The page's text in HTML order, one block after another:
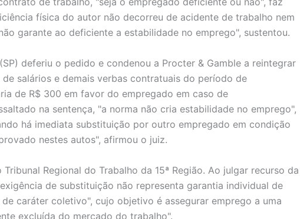
física do autor não decorreu de acidente de trabalho nem
garante ao deficiente a estabilidade no emprego", sustentou.
deferiu o pedido e condenou a Procter & Gamble a reintegrar
salários e demais verbas contratuais do período de
de R$ 300 em favor do empregado em caso de
na sentença, "a norma não cria estabilidade no emprego",
há imediata substituição por outro empregado em condição
nestes autos", afirmou o juiz.
Regional do Trabalho da 15ª Região. Ao julgar recurso da
de substituição não representa garantia individual de
caráter coletivo", cujo objetivo é assegurar emprego a uma
excluída do mercado do trabalho".